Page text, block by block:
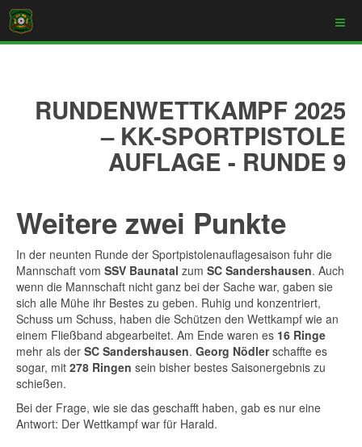
RUNDENWETTKAMPF 2025
– KK-SPORTPISTOLE
AUFLAGE - RUNDE 9
Weitere zwei Punkte
In der neunten Runde der Sportpistolenauflagesaison fuhr die
Mannschaft vom SSV Baunatal zum SC Sandershausen. Auch
wenn die Mannschaft nicht ganz bei der Sache war, gaben sie
sich alle Mühe ihr Bestes zu geben. Ruhig und konzentriert,
Schuss um Schuss, haben die Schützen den Wettkampf wie an
einem Fließband abgearbeitet. Am Ende waren es 16 Ringe
mehr als der SC Sandershausen. Georg Nödlerschaffte es
sogar, mit 278 Ringen sein bisher bestes Saisonergebnis zu
schießen.
Bei der Frage, wie sie das geschafft haben, gab es nur eine
Antwort: Der Wettkampf war für Harald.